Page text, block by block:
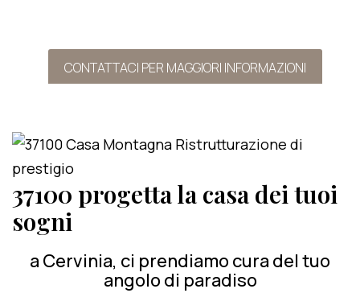
CONTATTACI PER MAGGIORI INFORMAZIONI
37100 progetta la casa dei tuoi
sogni
a Cervinia, ci prendiamo cura del tuo
angolo di paradiso